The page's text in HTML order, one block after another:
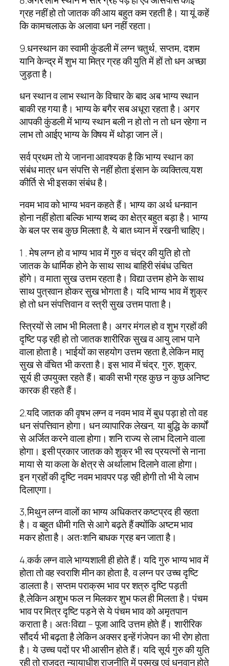
ग्रह नहीं हो तो जातक की आय बहुत कम रहती है। या यूं कहें
कि कामचलाऊ के अलावा धन नहीं रहता।
9.धनस्थान का स्वामी कुंडली में लग्न चतुर्थ, सप्तम, दशम
यानि केन्द्र में शुभ या मित्र ग्रह की युति में हों तो धन अच्छा
जुड़ता है।
धन स्थान व लाभ स्थान के विचार के बाद अब भाग्य स्थान
बाकी रह गया है। भाग्य के बगैर सब अधूरा रहता है। अगर
आपकी कुंडली में भाग्य स्थान बली न हो तो न तो धन रहेगा न
लाभ तो आईए भाग्य के विषय में थोड़ा जान लें।
सर्व प्रथम तो ये जानना आवश्यक है कि भाग्य स्थान का
संबंध मात्र धन संपत्ति से नहीं होता इंसान के व्यक्तित्व,यश
कीर्ति से भी इसका संबंध है।
नवम भाव को भाग्य भवन कहते हैं। भाग्य का अर्थ धनवान
होना नहीं होता बल्कि भाग्य शब्द का क्षेत्र बहुत बड़ा है। भाग्य
के बल पर सब कुछ मिलता है, ये बात ध्यान में रखनी चाहिए।
1 . मेष लग्न हो व भाग्य भाव में गुरु व चंद्र की युति हो तो
जातक के धार्मिक होने के साथ साथ बाहिरी संबंध उचित
होंगे। व माता सुख उत्तम रहता है। विद्या उत्तम होने के साथ
साथ पुत्रवान होकर सुख भोगता है। यदि भाग्य भाव में शुक्र
हो तो धन संपत्तिवान व स्त्री सुख उत्तम पाता है।
स्त्रियों से लाभ भी मिलता है। अगर मंगल हो व शुभ ग्रहों की
दृष्टि पड़ रही हो तो जातक शारीरिक सुख व आयु लाभ पाने
वाला होता है। भाईयों का सहयोग उत्तम रहता है,लेकिन मातृ
सुख से वंचित भी करता है। इस भाव में चंद्र, गुरु, शुक्र,
सूर्य ही उपयुक्त रहते हैं। बाकी सभी ग्रह कुछ न कुछ अनिष्ट
कारक ही रहते हैं।
2.यदि जातक की वृषभ लग्न व नवम भाव में बुध पड़ा हो तो वह
धन संपत्तिवान होगा। धन व्यापारिक लेखन, या बुद्धि के कार्यों
से अर्जित करने वाला होगा। शनि राज्य से लाभ दिलाने वाला
होगा। इसी प्रकार जातक को शुक्र भी स्व प्रयत्नों से नाना
माया से या कला के क्षेत्र से अर्थालाभ दिलाने वाला होगा।
इन ग्रहों की दृष्टि नवम भावपर पड़ रही होगी तो भी ये लाभ
दिलाएगा।
3,मिथुन लग्न वालों का भाग्य अधिकतर कष्टप्रद ही रहता
है। व बहुत धीमी गति से आगे बढ़ते हैं क्योंकि अष्टम भाव
मकर होता है। अतःशनि बाधक ग्रह बन जाता है।
4.कर्क लग्न वाले भाग्यशाली ही होते हैं। यदि गुरु भाग्य भाव में
होता तो वह स्वराशि मीन का होता है, व लग्न पर उच्च दृष्टि
डालता है। सप्तम पराक्रम भाव पर शत्रु दृष्टि पड़ती
है,लेकिन अशुभ फल न मिलकर शुभ फल ही मिलता है। पंचम
भाव पर मित्र दृष्टि पड़ने से ये पंचम भाव को अमृतपान
कराता है। अतःविद्या – पूजा आदि उत्तम होते हैं। शारीरिक
सौंदर्य भी बढ़ता है लेकिन अक्सर इन्हें गंजेपन का भी रोग होता
है। ये उच्च पदों पर भी आसीन होते हैं। यदि सूर्य गुरु की युति
रही तो राजदूत न्यायाधीश राजनीति में प्रमुख एवं धनवान होते